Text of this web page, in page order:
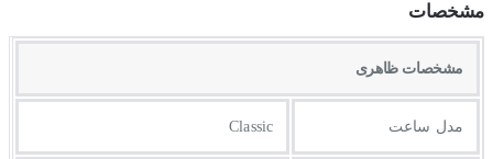
مشخصات
مشخصات ظاهری
مدل ساعت Classic